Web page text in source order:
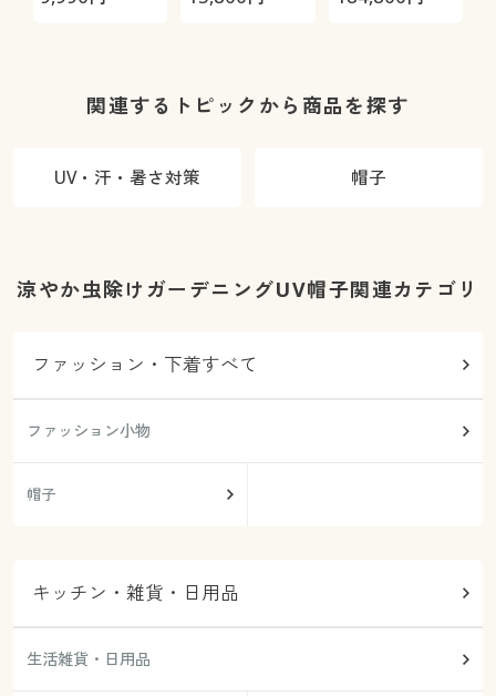
関連するトピックから商品を探す
UV・汗・暑さ対策 帽子
涼やか虫除けガーデニングUV帽子関連カテゴリ
ファッション・下着すべて
ファッション小物
帽子
キッチン・雑貨・日用品
生活雑貨・日用品